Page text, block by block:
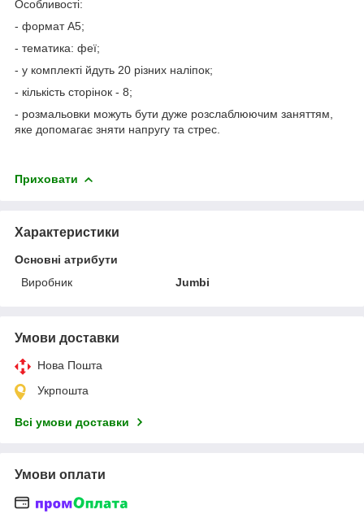
Особливості:
- формат А5;
- тематика: феї;
- у комплекті йдуть 20 різних наліпок;
- кількість сторінок - 8;
- розмальовки можуть бути дуже розслаблюючим заняттям,
яке допомагає зняти напругу та стрес.
Приховати
Характеристики
Основні атрибути
Виробник
Jumbi
Умови доставки
Нова Пошта
Укрпошта
Всі умови доставки
Умови оплати